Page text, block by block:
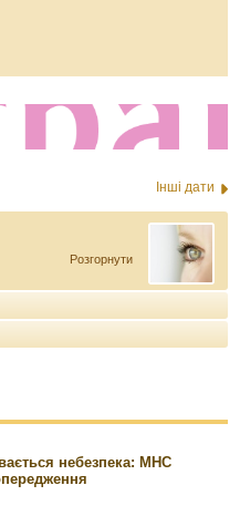
Інші дати
Розгорнути
небезпека: МНС